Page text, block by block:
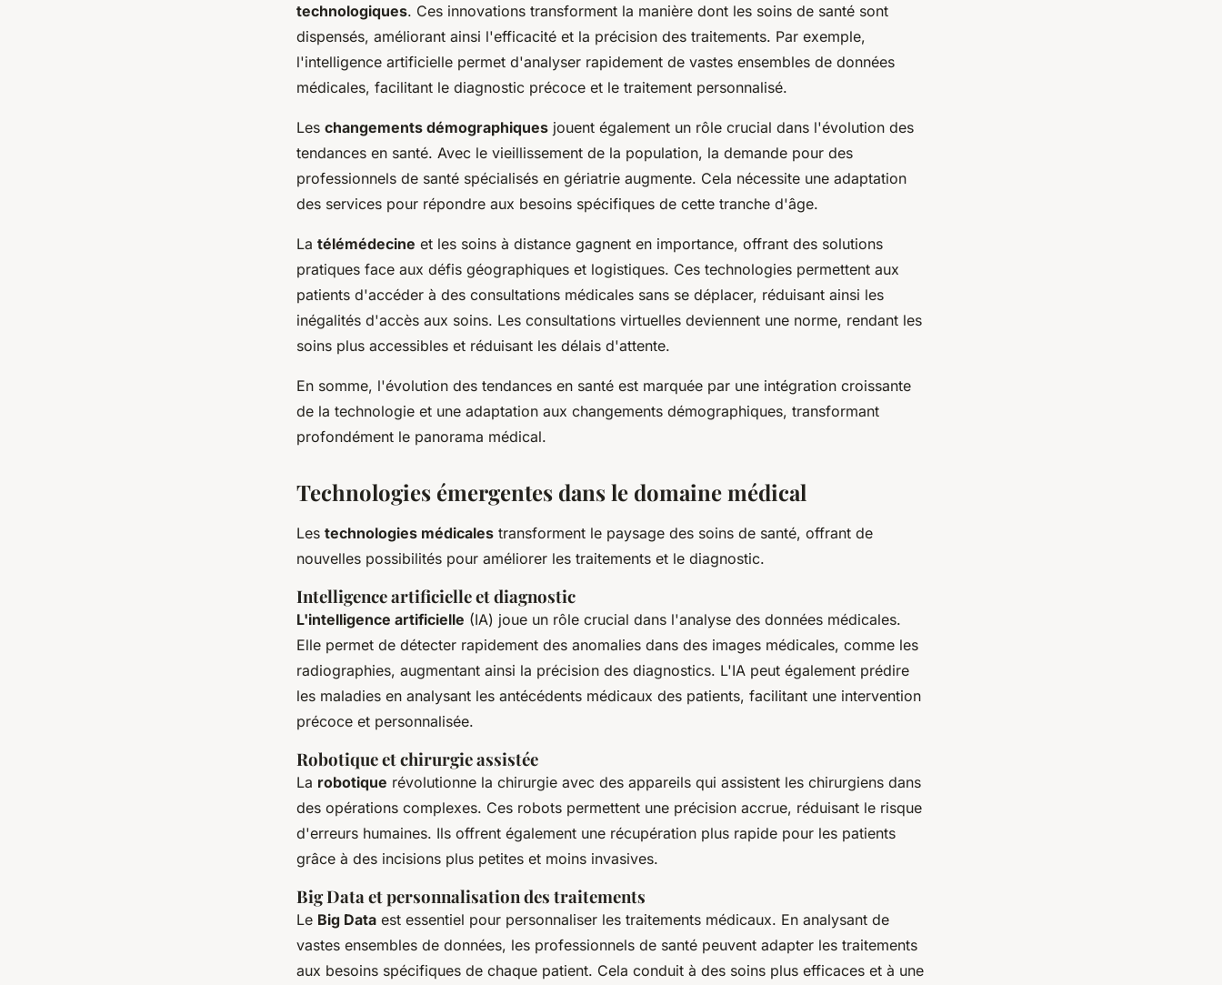
technologiques. Ces innovations transforment la manière dont les soins de santé sont
dispensés, améliorant ainsi l'efficacité et la précision des traitements. Par exemple,
l'intelligence artificielle permet d'analyser rapidement de vastes ensembles de données
médicales, facilitant le diagnostic précoce et le traitement personnalisé.
Les changements démographiques jouent également un rôle crucial dans l'évolution des
tendances en santé. Avec le vieillissement de la population, la demande pour des
professionnels de santé spécialisés en gériatrie augmente. Cela nécessite une adaptation
des services pour répondre aux besoins spécifiques de cette tranche d'âge.
La télémédecine et les soins à distance gagnent en importance, offrant des solutions
pratiques face aux défis géographiques et logistiques. Ces technologies permettent aux
patients d'accéder à des consultations médicales sans se déplacer, réduisant ainsi les
inégalités d'accès aux soins. Les consultations virtuelles deviennent une norme, rendant les
soins plus accessibles et réduisant les délais d'attente.
En somme, l'évolution des tendances en santé est marquée par une intégration croissante
de la technologie et une adaptation aux changements démographiques, transformant
profondément le panorama médical.
Technologies émergentes dans le domaine médical
Les technologies médicales transforment le paysage des soins de santé, offrant de
nouvelles possibilités pour améliorer les traitements et le diagnostic.
Intelligence artificielle et diagnostic
L'intelligence artificielle (IA) joue un rôle crucial dans l'analyse des données médicales.
Elle permet de détecter rapidement des anomalies dans des images médicales, comme les
radiographies, augmentant ainsi la précision des diagnostics. L'IA peut également prédire
les maladies en analysant les antécédents médicaux des patients, facilitant une intervention
précoce et personnalisée.
Robotique et chirurgie assistée
La robotique révolutionne la chirurgie avec des appareils qui assistent les chirurgiens dans
des opérations complexes. Ces robots permettent une précision accrue, réduisant le risque
d'erreurs humaines. Ils offrent également une récupération plus rapide pour les patients
grâce à des incisions plus petites et moins invasives.
Big Data et personnalisation des traitements
Le Big Data est essentiel pour personnaliser les traitements médicaux. En analysant de
vastes ensembles de données, les professionnels de santé peuvent adapter les traitements
aux besoins spécifiques de chaque patient. Cela conduit à des soins plus efficaces et à une